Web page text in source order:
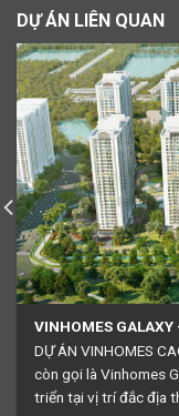
DỰ ÁN LIÊN QUAN
VINHOMES
DỰ ÁN VINHOMES
còn gọi là Vinhomes
triển tại vị trí đắc địa